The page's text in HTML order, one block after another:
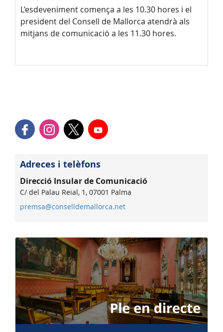
L’esdeveniment comença a les 10.30 hores i el
president del Consell de Mallorca atendrà als
mitjans de comunicació a les 11.30 hores.
Adreces i telèfons
Direcció Insular de Comunicació
C/ del Palau Reial, 1, 07001 Palma
premsa@conselldemallorca.net